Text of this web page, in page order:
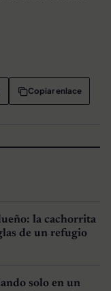
Copiar enlace
la cachorrita
de un refugio
solo en un